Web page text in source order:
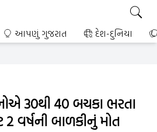
આપણું ગુજરાત દેશ-દુનિયા
30થી 40 બચકા ભરતા
2 વર્ષની બાળકીનું મોત